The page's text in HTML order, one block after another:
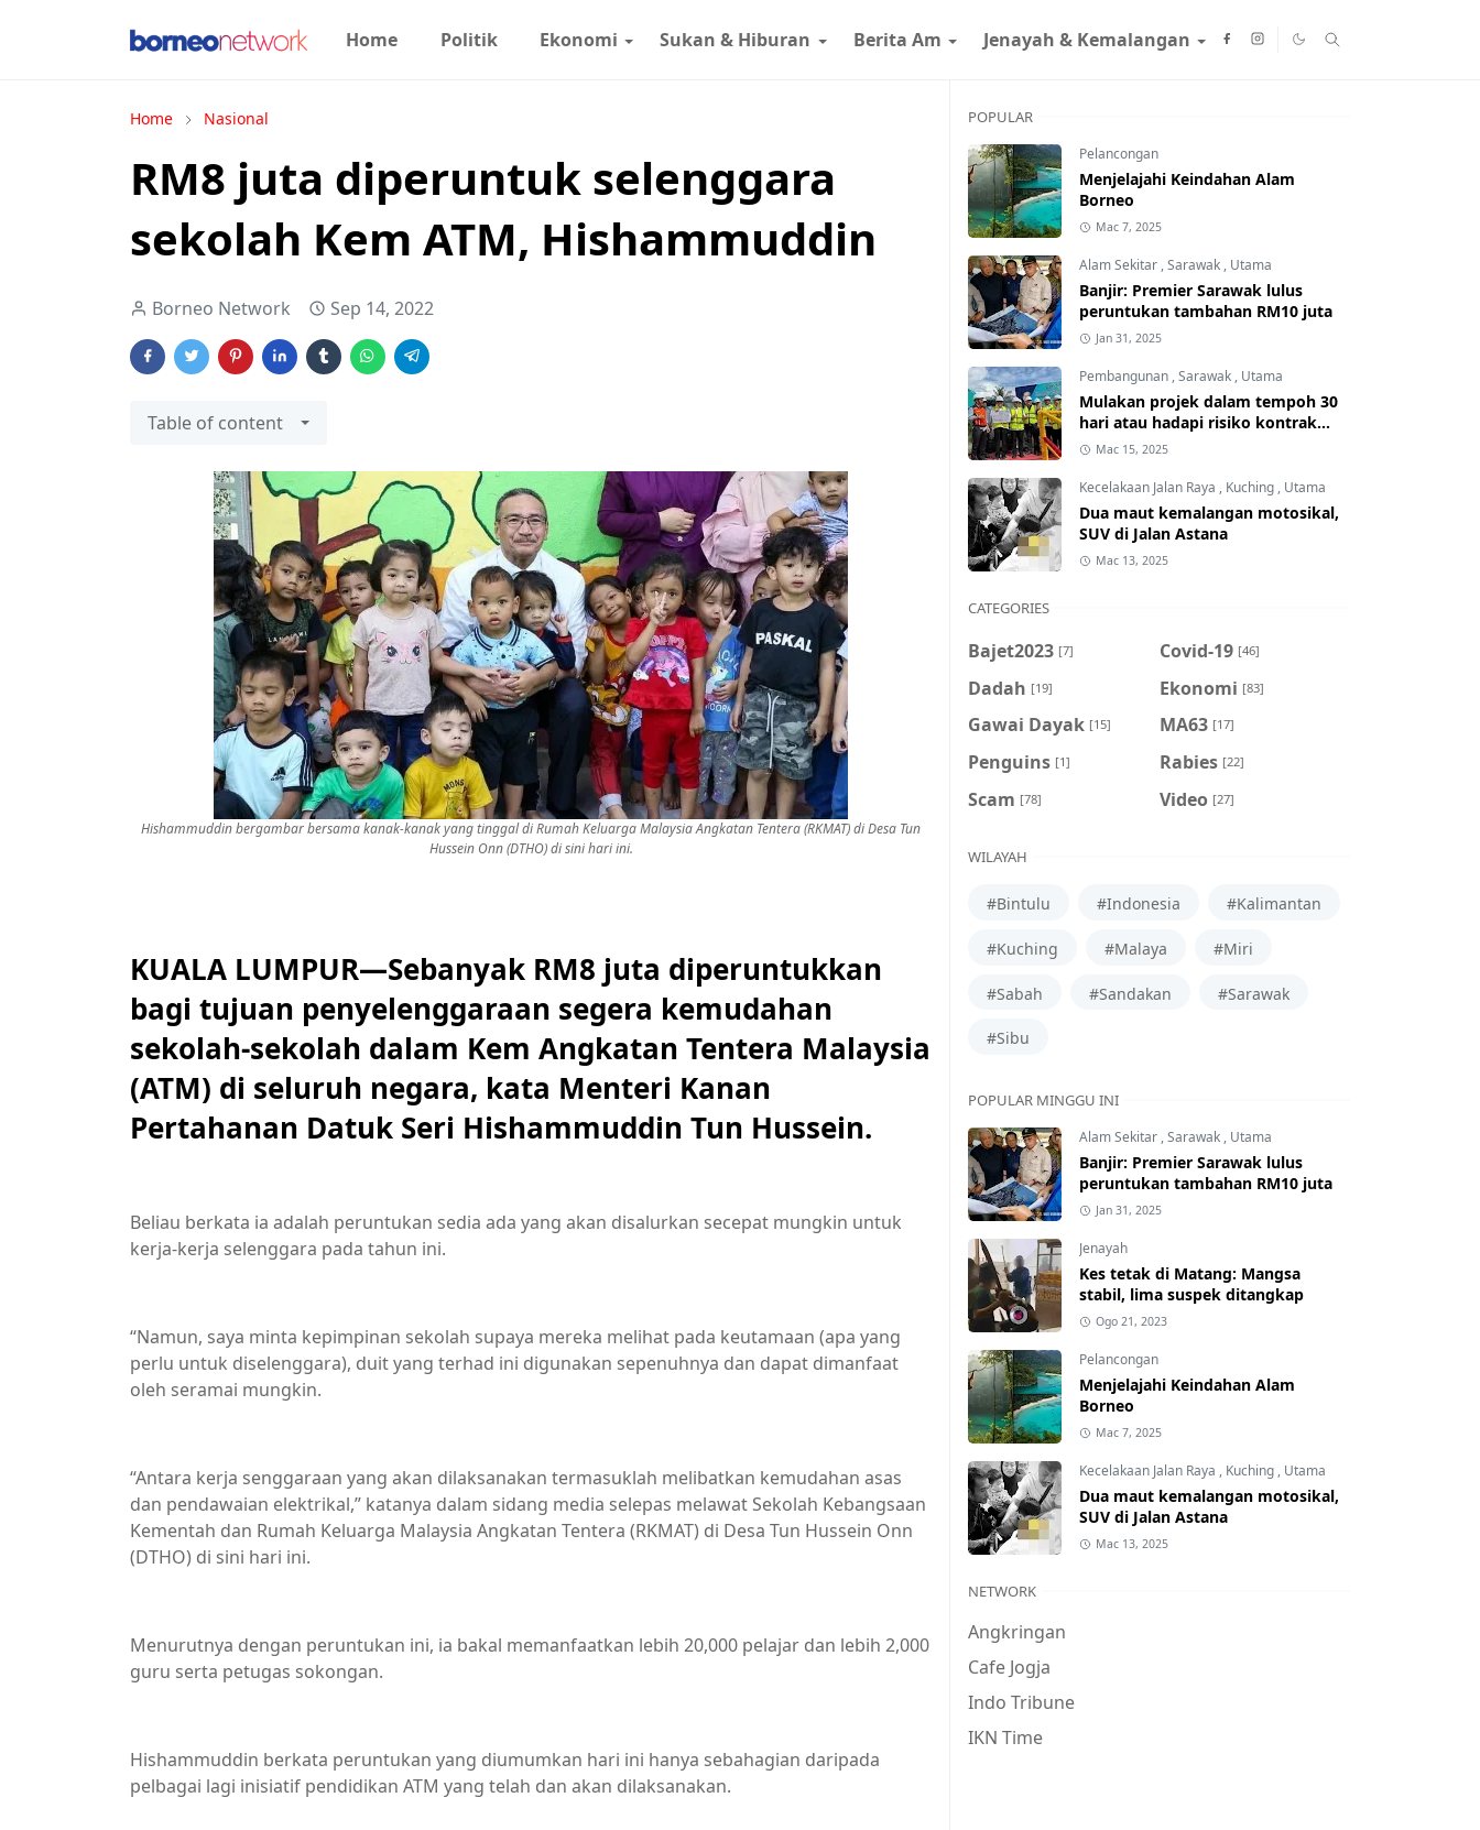
Home Politik Ekonomi Sukan & Hiburan Berita Am Jenayah & Kemalangan
Home Nasional
RM8 juta diperuntuk selenggara
sekolah Kem ATM, Hishammuddin
Borneo Network Sep 14, 2022
Table of content
Hishammuddin bergambar bersama kanak-kanak yang tinggal di Rumah Keluarga Malaysia Angkatan Tentera (RKMAT) di Desa Tun
Hussein Onn (DTHO) di sini hari ini.
KUALA LUMPUR—Sebanyak RM8 juta diperuntukkan
bagi tujuan penyelenggaraan segera kemudahan
sekolah-sekolah dalam Kem Angkatan Tentera Malaysia
(ATM) di seluruh negara, kata Menteri Kanan
Pertahanan Datuk Seri Hishammuddin Tun Hussein.
Beliau berkata ia adalah peruntukan sedia ada yang akan disalurkan secepat mungkin untuk
kerja-kerja selenggara pada tahun ini.
“Namun, saya minta kepimpinan sekolah supaya mereka melihat pada keutamaan (apa yang
perlu untuk diselenggara), duit yang terhad ini digunakan sepenuhnya dan dapat dimanfaat
oleh seramai mungkin.
“Antara kerja senggaraan yang akan dilaksanakan termasuklah melibatkan kemudahan asas
dan pendawaian elektrikal,” katanya dalam sidang media selepas melawat Sekolah Kebangsaan
Kementah dan Rumah Keluarga Malaysia Angkatan Tentera (RKMAT) di Desa Tun Hussein Onn
(DTHO) di sini hari ini.
Menurutnya dengan peruntukan ini, ia bakal memanfaatkan lebih 20,000 pelajar dan lebih 2,000
guru serta petugas sokongan.
Hishammuddin berkata peruntukan yang diumumkan hari ini hanya sebahagian daripada
pelbagai lagi inisiatif pendidikan ATM yang telah dan akan dilaksanakan.
POPULAR
Pelancongan
Menjelajahi Keindahan Alam
Borneo
Mac 7, 2025
Alam Sekitar ,Sarawak , Utama
Banjir: Premier Sarawak lulus
peruntukan tambahan RM10 juta
Jan 31, 2025
Pembangunan ,Sarawak , Utama
Mulakan projek dalam tempoh 30
hari atau hadapi risiko kontrak
ditamatkan
Mac 15, 2025
Kecelakaan Jalan Raya , Kuching , Utama
Dua maut kemalangan motosikal,
SUV di Jalan Astana
Mac 13, 2025
CATEGORIES
Bajet2023 [7] Covid-19 [46]
Dadah [19] Ekonomi [83]
Gawai Dayak [15] MA63 [17]
Penguins [1] Rabies [22]
Scam [78] Video [27]
WILAYAH
#Bintulu #Indonesia #Kalimantan
#Kuching #Malaya #Miri
#Sabah #Sandakan #Sarawak
#Sibu
POPULAR MINGGU INI
Alam Sekitar ,Sarawak , Utama
Banjir: Premier Sarawak lulus
peruntukan tambahan RM10 juta
Jan 31, 2025
Jenayah
Kes tetak di Matang: Mangsa
stabil, lima suspek ditangkap
Ogo 21, 2023
Pelancongan
Menjelajahi Keindahan Alam
Borneo
Mac 7, 2025
Kecelakaan Jalan Raya , Kuching , Utama
Dua maut kemalangan motosikal,
SUV di Jalan Astana
Mac 13, 2025
NETWORK
Angkringan
Cafe Jogja
Indo Tribune
IKN Time